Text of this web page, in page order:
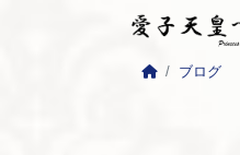
ブログ